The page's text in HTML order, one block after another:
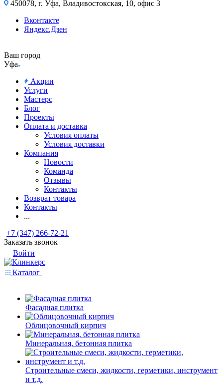
450078, г. Уфа, Владивостокская, 10, офис 3
Вконтакте
Яндекс.Дзен
Ваш город
Уфа
Акции
Услуги
Мастерс
Блог
Проекты
Оплата и доставка
Условия оплаты
Условия доставки
Компания
Новости
Команда
Отзывы
Контакты
Возврат товара
Контакты
...
+7 (347) 266-72-21
Заказать звонок
Войти
Каталог
Фасадная плитка
Облицовочный кирпич
Минеральная, бетонная плитка
Строительные смеси, жидкости, герметики, инструмент
и т.д.